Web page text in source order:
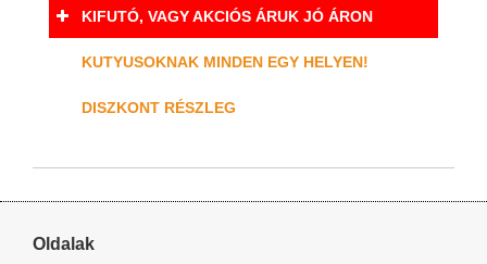
KIFUTÓ, VAGY AKCIÓS ÁRUK JÓ ÁRON
KUTYUSOKNAK MINDEN EGY HELYEN!
DISZKONT RÉSZLEG
Oldalak